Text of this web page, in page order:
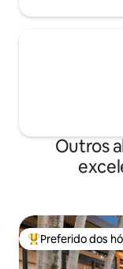
Outros
Entre os
Preferido dos